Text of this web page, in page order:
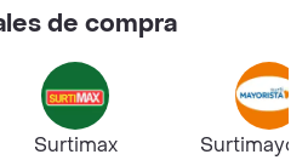
de compra
Surtimax